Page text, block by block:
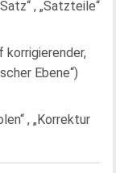
, „Satzteile“
korrigierender,
Ebene“)
, „Korrektur